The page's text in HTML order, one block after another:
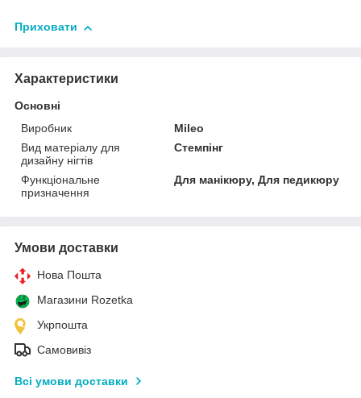
Приховати
Характеристики
Основні
Виробник
Mileo
Вид матеріалу для
дизайну нігтів
Стемпінг
Функціональне
призначення
Для манікюру, Для педикюру
Умови доставки
Нова Пошта
Магазини Rozetka
Укрпошта
Самовивіз
Всі умови доставки